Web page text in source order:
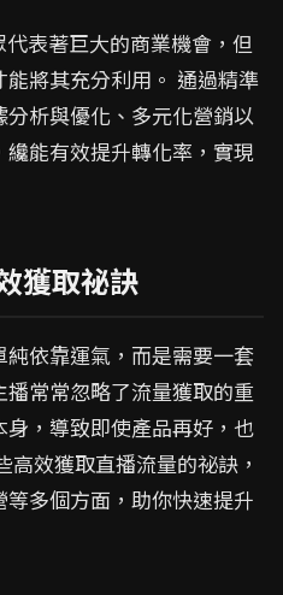
表著巨大的商業機會，但
將其充分利用。 通過精準
析與優化、多元化營銷以
能有效提升轉化率，實現
獲取祕訣
依靠運氣，而是需要一套
常常忽略了流量獲取的重
，導致即使產品再好，也
效獲取直播流量的祕訣，
多個方面，助你快速提升